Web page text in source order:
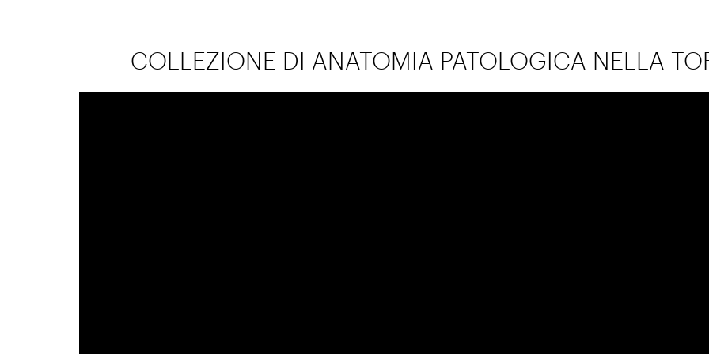
COLLEZIONE DI ANATOMIA PATOLOGICA NELLA